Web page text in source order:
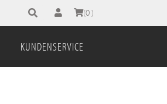
Suchbegriff eingeben
(0 )
KUNDENSERVICE